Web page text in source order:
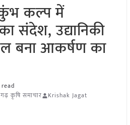
कुंभ कल्प में
संदेश, उद्यानिकी
बना आकर्षण का
कृषि समाचार Krishak Jagat